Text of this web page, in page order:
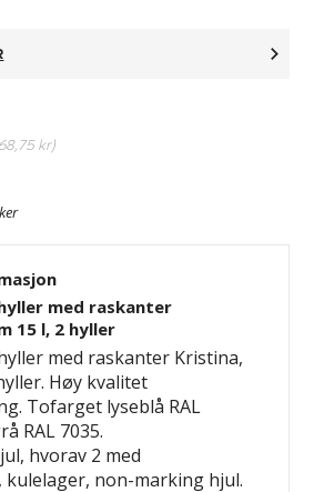
kr)
med raskanter
15 l, 2 hyller
med raskanter Kristina,
Høy kvalitet
Tofarget lyseblå RAL
RAL 7035.
hvorav 2 med
kulelager, non-marking hjul.